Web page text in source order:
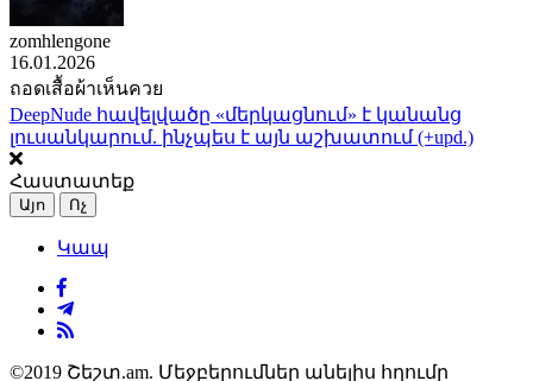
zomhlengone
16.01.2026
ถอดเสื้อผ้าเห็นควย
DeepNude հավելվածը «մերկացնում» է կանանց
լուսանկարում. ինչպես է այն աշխատում (+upd.)
Հաստատեք
Այո Ոչ
Կապ
©2019 Շեշտ.am. Մեջբերումներ անելիս հղումը